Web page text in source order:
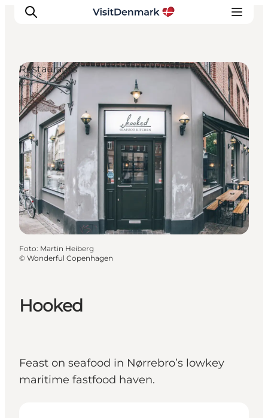
Inspiration
Resmål
Aktiviteter
Övernatta
Planera resan
Hooked
Feast on seafood in Nørrebro’s lowkey
maritime fastfood haven.
Restaurants
Foto: Martin Heiberg
© Wonderful Copenhagen